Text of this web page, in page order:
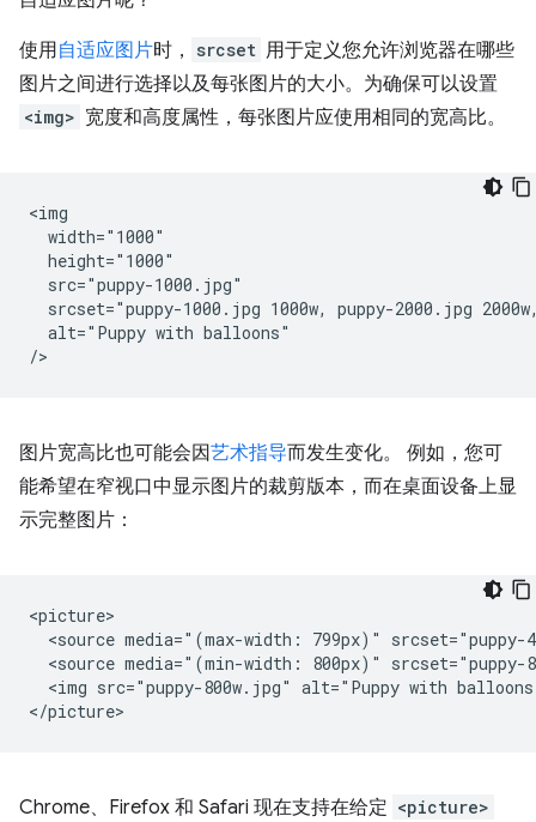
使用自适应图片时， srcset 用于定义您允许浏览器在哪些
图片之间进行选择以及每张图片的大小。为确保可以设置
<img> 宽度和高度属性，每张图片应使用相同的宽高比。
<img
  width="1000"
  height="1000"
  src="puppy-1000.jpg"
srcset="puppy-1000.jpg 1000w, puppy-2000.jpg
  alt="Puppy with balloons"
图片宽高比也可能会因艺术指导而发生变化。 例如，您可
能希望在窄视口中显示图片的裁剪版本，而在桌面设备上显
示完整图片：
<picture>
<source media="(max-width: 799px)" srcset="puppy-
<source media="(min-width: 800px)" srcset="puppy-
<img src="puppy-800w.jpg" alt="Puppy with
Chrome、Firefox 和 Safari 现在支持在给定 <picture>